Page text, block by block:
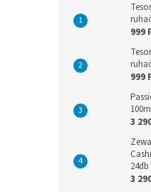
999
999
3
24db
3